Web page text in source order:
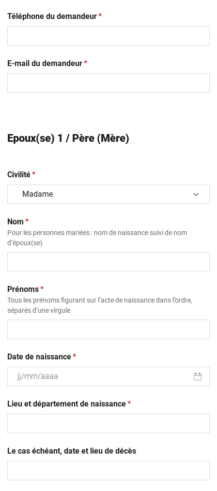
Téléphone du demandeur(obligatoire)
*
E-mail du demandeur(obligatoire)
*
Epoux(se) 1 / Père (Mère)
Civilité(obligatoire)
*
Nom (obligatoire)
*
Pour les personnes mariées : nom de naissance suivi de nom
d’époux(se)
Prénoms(obligatoire)
*
Tous les prénoms figurant sur l’acte de naissance dans l’ordre,
séparés d’une virgule
Date de naissance(obligatoire)
*
slash
MM
Lieu et département de naissance(obligatoire)
*
Le cas échéant, date et lieu de décès